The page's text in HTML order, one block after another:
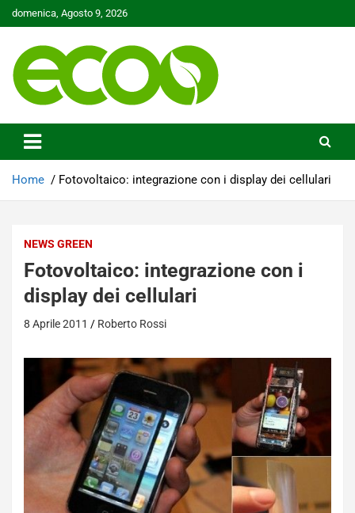
Skip
to
domenica, Agosto 9, 2026
Ecoo.it
Home Fotovoltaico: integrazione con i display dei cellulari
NEWS GREEN
Fotovoltaico: integrazione con i
display dei cellulari
8 Aprile 2011 Roberto Rossi